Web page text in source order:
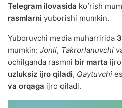
Telegram ilovasida koʻrish
rasmlarni yuborishi mumkin.
Yuboruvchi media muharririda
mumkin: Jonli, Takrorlanuvchi
ochilganda rasmni bir marta
uzluksiz ijro qiladi, Qaytuvchi
va orqaga ijro qiladi.